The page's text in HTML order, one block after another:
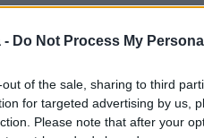
- Do Not Process My
of the sale, sharing to third
for targeted advertising by us,
Please note that after your
femminile è iniziata con
che hanno colpito le
di Le Grand Bornand
attualmente quarta in